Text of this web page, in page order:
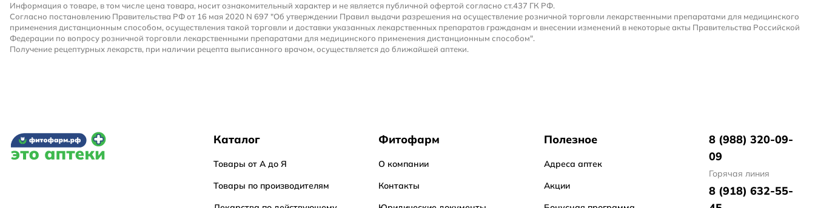
Информация о товаре, в том числе цена товара, носит ознакомительный характер и не является публичной офертой согласно ст.437 ГК РФ.
Согласно постановлению Правительства РФ от 16 мая 2020 N 697 "Об утверждении Правил выдачи разрешения на осуществление розничной торговли лекарственными препаратами для медицинского
применения дистанционным способом, осуществления такой торговли и доставки указанных лекарственных препаратов гражданам и внесении изменений в некоторые акты Правительства Российской
Федерации по вопросу розничной торговли лекарственными препаратами для медицинского применения дистанционным способом".
Получение рецептурных лекарств, при наличии рецепта выписанного врачом, осуществляется до ближайшей аптеки.
Каталог
Товары от А до Я
Товары по производителям
Фитофарм
О компании
Контакты
Полезное
Адреса аптек
Акции
8 (988) 320-09-
09
Горячая линия
8 (918) 632-55-